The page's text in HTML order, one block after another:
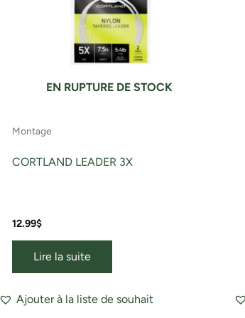
EN RUPTURE DE STOCK
Montage
CORTLAND LEADER 3X
12.99$
Lire la suite
Ajouter à la liste de souhait